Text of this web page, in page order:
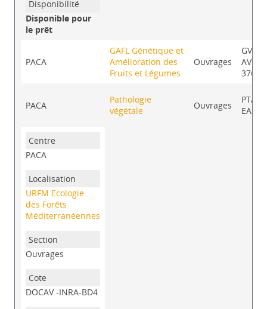
Disponible pour
le prêt
PACA
GAFL Génétique et
Amélioration des
Fruits et Légumes
Ouvrages
GV
AVI-B
376
PACA
Pathologie
végétale
Ouvrages
PTAV-
EA39
PACA
URFM Ecologie
des Forêts
Méditerranéennes
Ouvrages
DOCAV -INRA-BD4